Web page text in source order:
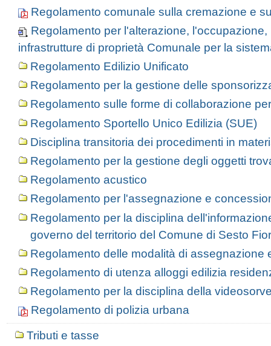
Regolamento comunale sulla cremazione e
Regolamento per l'alterazione,
infrastrutture di proprietà Comunale per la
Regolamento Edilizio Unificato
Regolamento per la gestione delle
Regolamento sulle forme di collaborazione
Regolamento Sportello Unico Edilizia (SUE)
Disciplina transitoria dei procedimenti in
Regolamento per la gestione degli oggetti
Regolamento acustico
Regolamento per l'assegnazione e
Regolamento per la disciplina
governo del territorio del Comune di Sesto
Regolamento delle modalità di
Regolamento di utenza alloggi edilizia
Regolamento per la disciplina della
Regolamento di polizia urbana
Tributi e tasse